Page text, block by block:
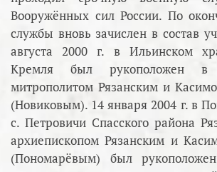
Вооружённых сил России. По
службы вновь зачислен в состав
августа 2000 г. в Ильинском
Кремля был рукоположен в
митрополитом Рязанским и
(Новиковым). 14 января 2004 г. в
с. Петровичи Спасского района
архиепископом Рязанским и
(Пономарёвым) был